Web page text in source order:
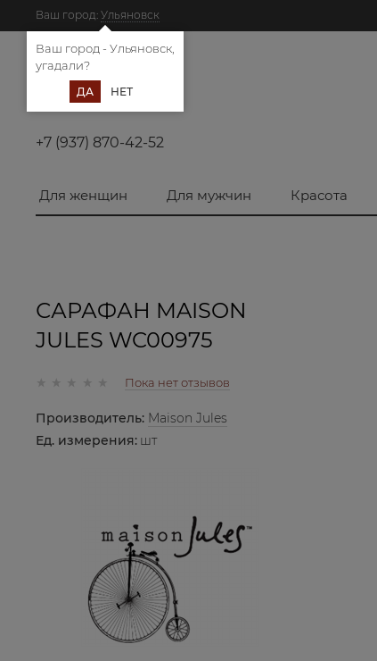
Ваш город: Ульяновск
+7 (937) 870-42-52
Для женщин Для мужчин Красота
САРАФАН MAISON
JULES WC00975
Пока нет отзывов
Производитель: Maison Jules
Ед. измерения: шт
Ваш город - Ульяновск,
угадали?
ДА НЕТ